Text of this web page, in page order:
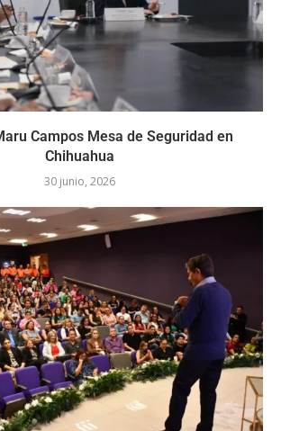
Campos Mesa de Seguridad en
Chihuahua
30 junio, 2026